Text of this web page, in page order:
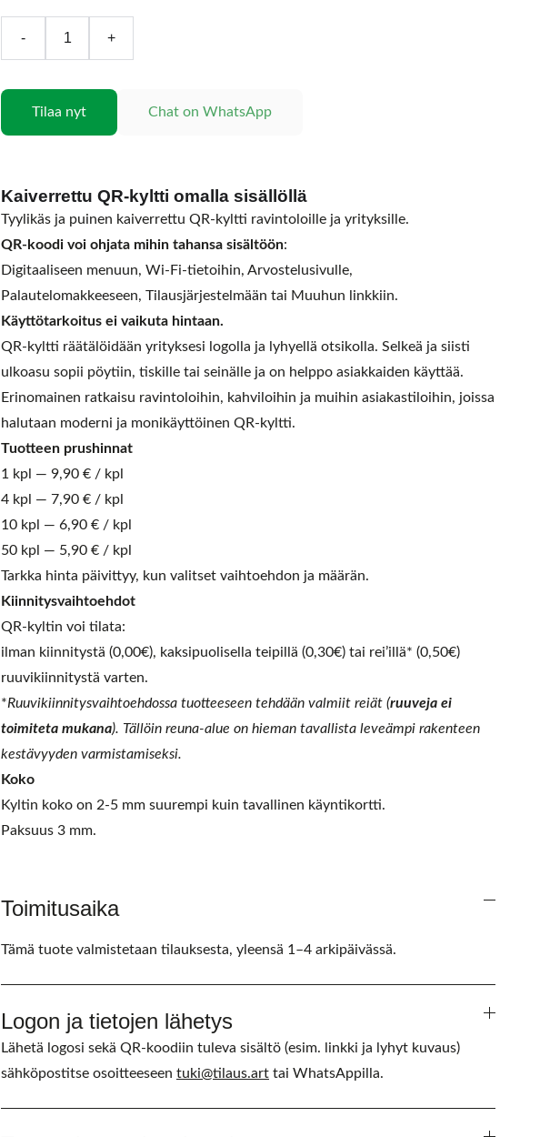
- +
Tilaa nyt Chat on WhatsApp
Kaiverrettu QR-kyltti omalla sisällöllä
Tyylikäs ja puinen kaiverrettu QR-kyltti ravintoloille ja yrityksille.
QR-koodi voi ohjata mihin tahansa sisältöön:
Digitaaliseen menuun, Wi-Fi-tietoihin, Arvostelusivulle,
Palautelomakkeeseen, Tilausjärjestelmään tai Muuhun linkkiin.
Käyttötarkoitus ei vaikuta hintaan.
QR-kyltti räätälöidään yrityksesi logolla ja lyhyellä otsikolla. Selkeä ja siisti
ulkoasu sopii pöytiin, tiskille tai seinälle ja on helppo asiakkaiden käyttää.
Erinomainen ratkaisu ravintoloihin, kahviloihin ja muihin asiakastiloihin, joissa
halutaan moderni ja monikäyttöinen QR-kyltti.
Tuotteen prushinnat
1 kpl — 9,90 € / kpl
4 kpl — 7,90 € / kpl
10 kpl — 6,90 € / kpl
50 kpl — 5,90 € / kpl
Tarkka hinta päivittyy, kun valitset vaihtoehdon ja määrän.
Kiinnitysvaihtoehdot
QR-kyltin voi tilata:
ilman kiinnitystä (0,00€), kaksipuolisella teipillä (0,30€) tai rei’illä* (0,50€)
ruuvikiinnitystä varten.
*Ruuvikiinnitysvaihtoehdossa tuotteeseen tehdään valmiit reiät (ruuveja ei
toimiteta mukana). Tällöin reuna-alue on hieman tavallista leveämpi rakenteen
kestävyyden varmistamiseksi.
Koko
Kyltin koko on 2-5 mm suurempi kuin tavallinen käyntikortti.
Paksuus 3 mm.
Toimitusaika
Tämä tuote valmistetaan tilauksesta, yleensä 1–4 arkipäivässä.
Logon ja tietojen lähetys
Lähetä logosi sekä QR-koodiin tuleva sisältö (esim. linkki ja lyhyt kuvaus)
sähköpostitse osoitteeseen tuki@tilaus.art tai WhatsAppilla.